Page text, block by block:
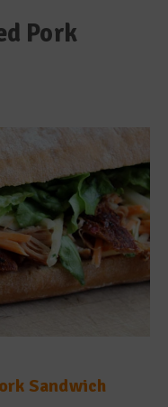
Pork
Sandwich